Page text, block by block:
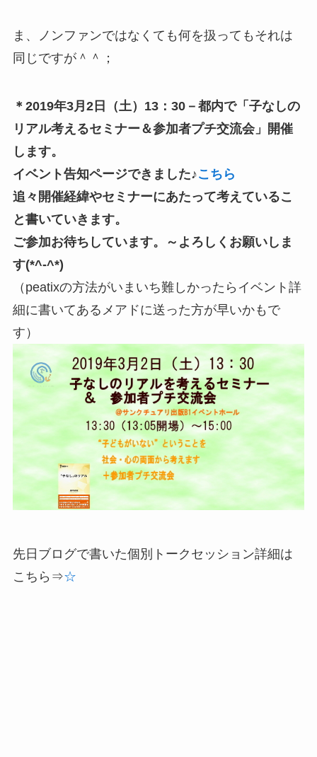
ま、ノンファンではなくても何を扱ってもそれは
同じですが＾＾；
＊2019年3月2日（土）13：30－都内で「子なしの
リアル考えるセミナー＆参加者プチ交流会」開催
します。
イベント告知ページできました♪こちら
追々開催経緯やセミナーにあたって考えているこ
と書いていきます。
ご参加お待ちしています。～よろしくお願いしま
す(*^-^*)
（peatixの方法がいまいち難しかったらイベント詳
細に書いてあるメアドに送った方が早いかもで
す）
先日ブログで書いた個別トークセッション詳細は
こちら⇒☆